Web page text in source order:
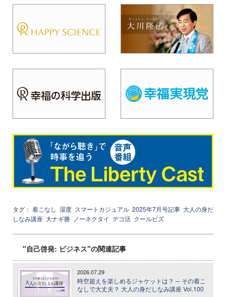
タグ： 着こなし 湿度 スマートカジュアル 2025年7月号記事 大人の身だ
しなみ講座 大ナギ勝 ノーネクタイ デコ活 クールビズ
"自己啓発: ビジネス"の関連記事
2026.07.29
時空超えを楽しめるジャケットは？ ─ その着こ
なしで大丈夫？ 大人の身だしなみ講座 Vol.100